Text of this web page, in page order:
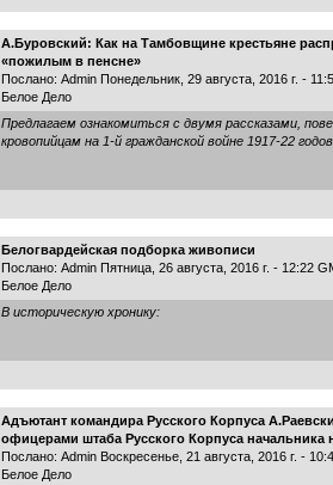
А.Буровский: Как на Тамбовщине крестьяне
«пожилым в пенсне»
Послано: Admin Понедельник, 29 августа, 2016 г. -
Белое Дело
Предлагаем ознакомиться с двумя рассказами,
кровопийцам на 1-й гражданской войне 1917-22
Белогвардейская подборка живописи
Послано: Admin Пятница, 26 августа, 2016 г. - 12:22
Белое Дело
В историческую хронику:
Адъютант командира Русского Корпуса
офицерами штаба Русского Корпуса начальника
Послано: Admin Воскресенье, 21 августа, 2016 г. -
Белое Дело